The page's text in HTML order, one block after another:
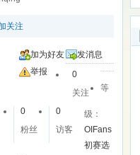
关注
加为好友
发消息
举报
0
关注
0
粉丝
0
访客
等
级：
OIFans
初赛选